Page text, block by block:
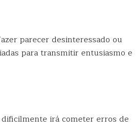
parecer desinteressado ou
para transmitir entusiasmo e
irá cometer erros de